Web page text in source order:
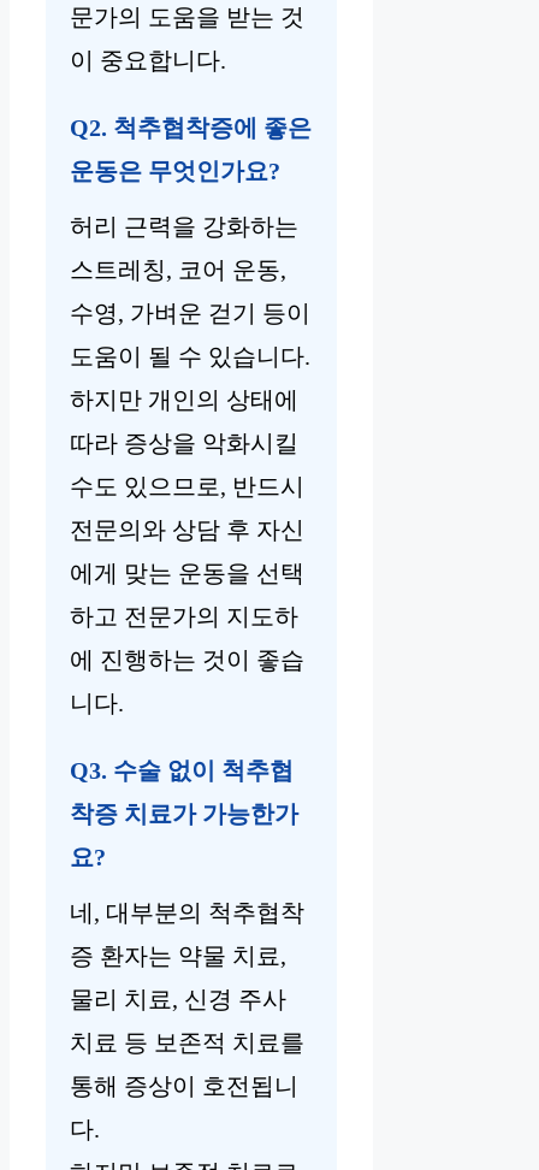
문가의 도움을 받는 것
이 중요합니다.
Q2. 척추협착증에 좋은
운동은 무엇인가요?
허리 근력을 강화하는
스트레칭, 코어 운동,
수영, 가벼운 걷기 등이
도움이 될 수 있습니다.
하지만 개인의 상태에
따라 증상을 악화시킬
수도 있으므로, 반드시
전문의와 상담 후 자신
에게 맞는 운동을 선택
하고 전문가의 지도하
에 진행하는 것이 좋습
니다.
Q3. 수술 없이 척추협
착증 치료가 가능한가
요?
네, 대부분의 척추협착
증 환자는 약물 치료,
물리 치료, 신경 주사
치료 등 보존적 치료를
통해 증상이 호전됩니
다.